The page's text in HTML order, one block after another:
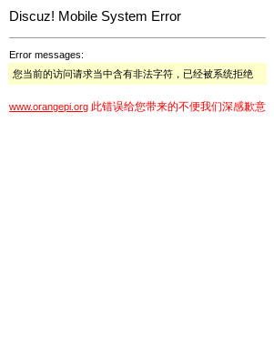
Discuz! Mobile System Error
Error messages:
您当前的访问请求当中含有非法字符，已经被系统拒绝
www.orangepi.org 此错误给您带来的不便我们深感歉意